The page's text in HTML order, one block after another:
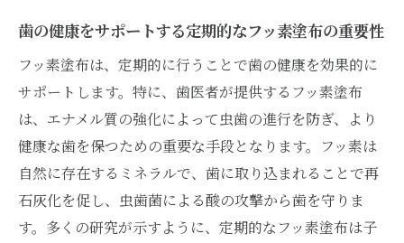
歯の健康をサポートする定期的なフッ素塗布の重要性
フッ素塗布は、定期的に行うことで歯の健康を効果的に
サポートします。特に、歯医者が提供するフッ素塗布
は、エナメル質の強化によって虫歯の進行を防ぎ、より
健康な歯を保つための重要な手段となります。フッ素は
自然に存在するミネラルで、歯に取り込まれることで再
石灰化を促し、虫歯菌による酸の攻撃から歯を守りま
す。多くの研究が示すように、定期的なフッ素塗布は子